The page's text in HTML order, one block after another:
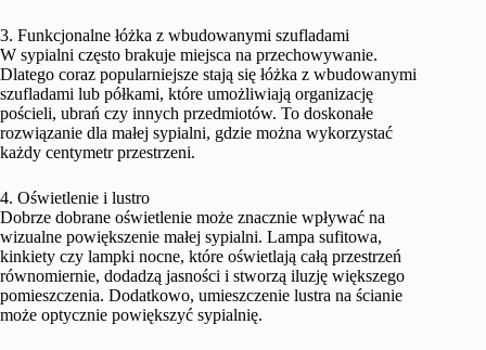
3. Funkcjonalne łóżka z wbudowanymi szufladami
W sypialni często brakuje miejsca na przechowywanie.
Dlatego coraz popularniejsze stają się łóżka z wbudowanymi
szufladami lub półkami, które umożliwiają organizację
pościeli, ubrań czy innych przedmiotów. To doskonałe
rozwiązanie dla małej sypialni, gdzie można wykorzystać
każdy centymetr przestrzeni.
4. Oświetlenie i lustro
Dobrze dobrane oświetlenie może znacznie wpływać na
wizualne powiększenie małej sypialni. Lampa sufitowa,
kinkiety czy lampki nocne, które oświetlają całą przestrzeń
równomiernie, dodadzą jasności i stworzą iluzję większego
pomieszczenia. Dodatkowo, umieszczenie lustra na ścianie
może optycznie powiększyć sypialnię.